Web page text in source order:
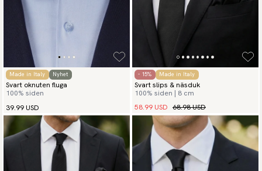
Made in Italy Nyhet
Svart oknuten fluga
100% siden
39.99 USD
- 15% Made in Italy
Svart slips & näsduk
100% siden | 8 cm
58.99 USD 68.98 USD